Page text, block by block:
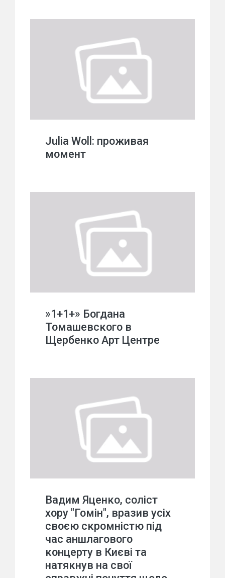
Julia Woll: проживая
момент
»1+1+» Богдана
Томашевского в
Щербенко Арт Центре
Вадим Яценко, соліст
хору "Гомін", вразив усіх
своєю скромністю під
час аншлагового
концерту в Києві та
натякнув на свої